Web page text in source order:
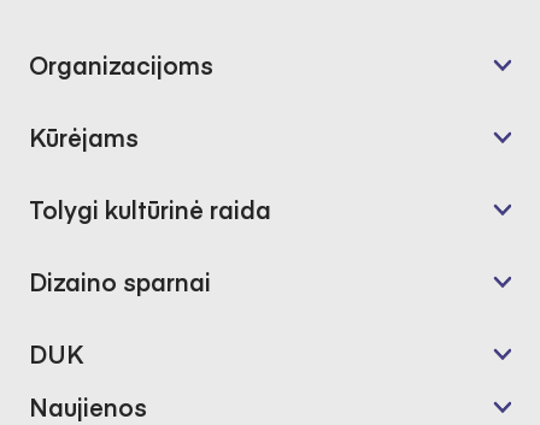
Organizacijoms
Kūrėjams
Tolygi kultūrinė raida
Dizaino sparnai
DUK
Naujienos